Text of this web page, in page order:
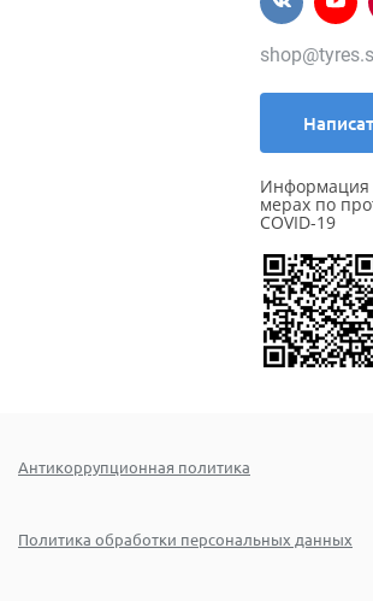
Информация
мерах по
COVID-19
Антикоррупционная политика
Политика обработки персональных данных